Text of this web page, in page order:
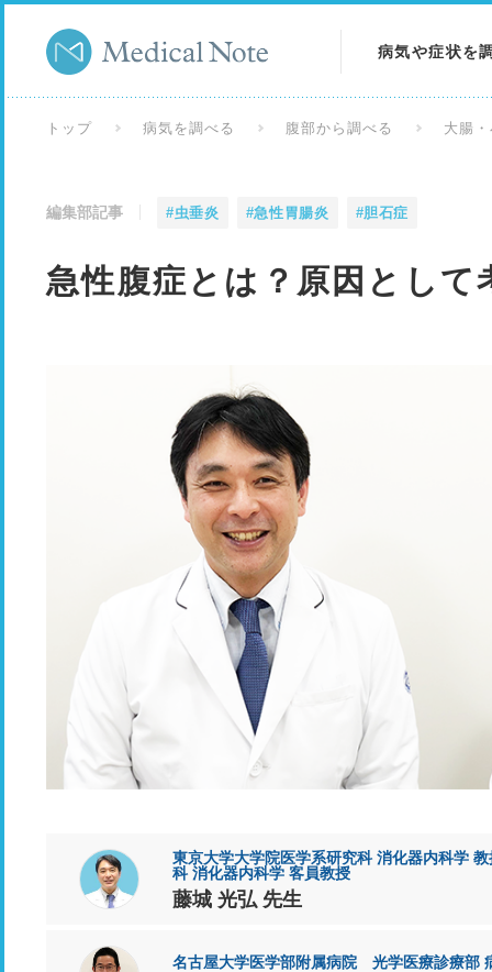
病気や症状を
検査を調べる
トップ 病気を調べる 腹部から調べる 大腸
編集部記事 #虫垂炎 #急性胃腸炎 #胆石症
急性腹症とは？原因とし
東京大学大学院医学系研究科 消化器内科学
科 消化器内科学 客員教授
藤城 光弘 先生
名古屋大学医学部附属病院 光学医療診療部